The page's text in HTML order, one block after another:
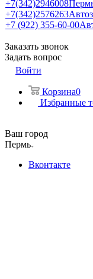
+7(342)2946008
+7(342)2576263
+7 (922) 355-60-00
Заказать звонок
Задать вопрос
Войти
Корзина0
Избранные
Ваш город
Пермь
Вконтакте